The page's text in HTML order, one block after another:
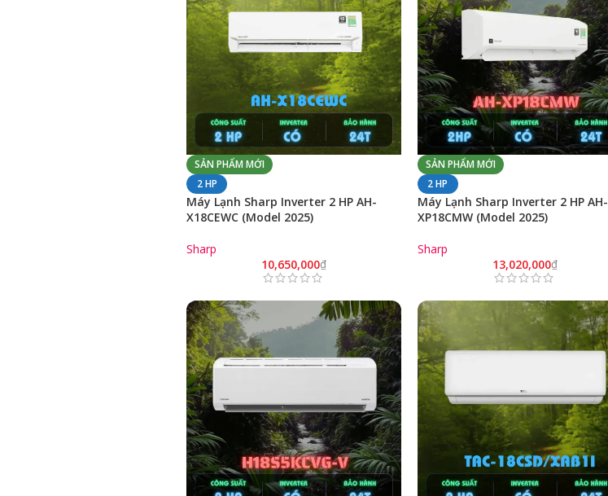
SẢN PHẨM MỚI
2 HP
Máy Lạnh Sharp Inverter 2 HP AH-
X18CEWC (Model 2025)
Sharp
10,650,000₫
SẢN PHẨM MỚI
2 HP
Máy Lạnh Sharp Inverter 2 HP AH-
XP18CMW (Model 2025)
Sharp
13,020,000₫